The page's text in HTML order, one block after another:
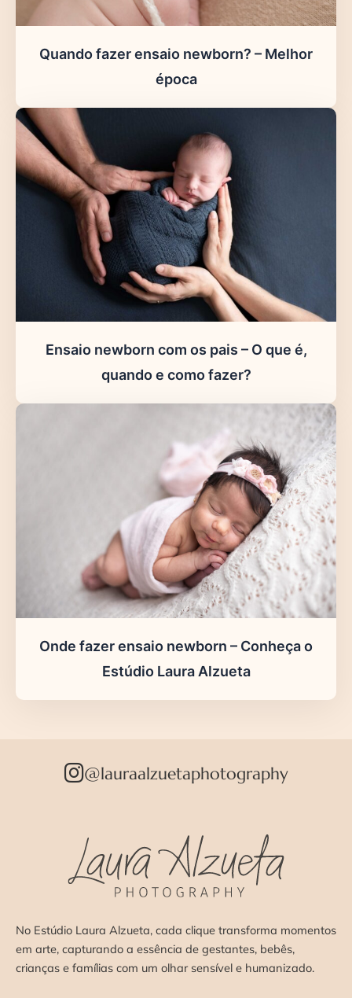
Quando fazer ensaio newborn? – Melhor
época
Ensaio newborn com os pais – O que é,
quando e como fazer?
Onde fazer ensaio newborn – Conheça o
Estúdio Laura Alzueta
@lauraalzuetaphotography
No Estúdio Laura Alzueta, cada clique transforma momentos
em arte, capturando a essência de gestantes, bebês,
crianças e famílias com um olhar sensível e humanizado.